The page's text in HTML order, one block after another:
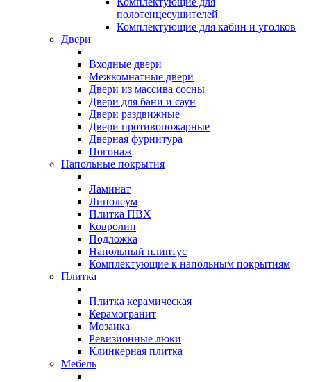
полотенцесушителей
Комплектующие для кабин и уголков
Двери
Входные двери
Межкомнатные двери
Двери из массива сосны
Двери для бани и саун
Двери раздвижные
Двери противопожарные
Дверная фурнитура
Погонаж
Напольные покрытия
Ламинат
Линолеум
Плитка ПВХ
Ковролин
Подложка
Напольный плинтус
Комплектующие к напольным покрытиям
Плитка
Плитка керамическая
Керамогранит
Мозаика
Ревизионные люки
Клинкерная плитка
Мебель